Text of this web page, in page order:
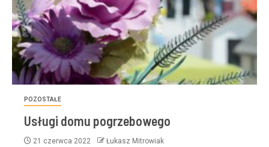
POZOSTAŁE
Usługi domu pogrzebowego
21 czerwca 2022 Łukasz Mitrowiak